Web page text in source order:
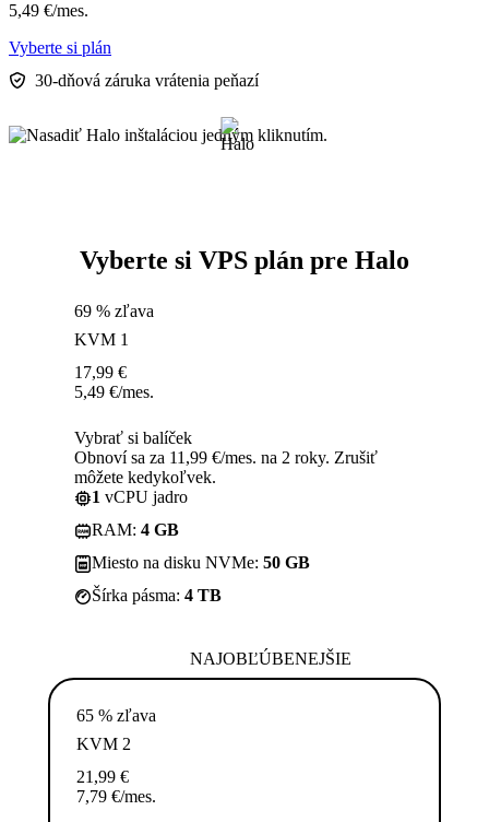
5,49 €/mes.
Vyberte si plán
30-dňová záruka vrátenia peňazí
Vyberte si VPS plán pre Halo
69 % zľava
KVM 1
17,99 €
5,49 €/mes.
Vybrať si balíček
Obnoví sa za 11,99 €/mes. na 2 roky. Zrušiť
môžete kedykoľvek.
1 vCPU jadro
RAM: 4 GB
Miesto na disku NVMe: 50 GB
Šírka pásma: 4 TB
NAJOBĽÚBENEJŠIE
65 % zľava
KVM 2
21,99 €
7,79 €/mes.